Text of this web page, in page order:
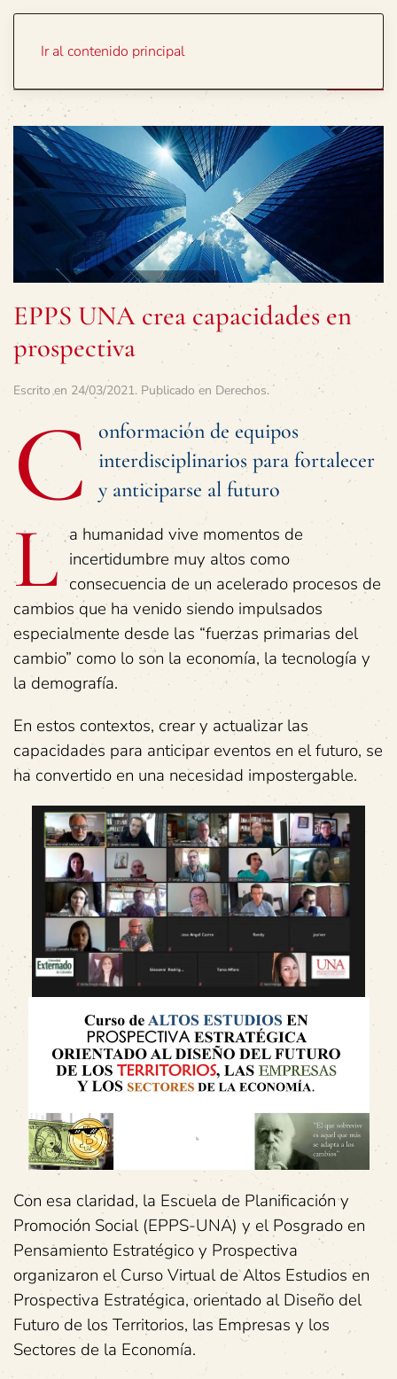
Ir al contenido principal
EPPS UNA crea capacidades en
prospectiva
Escrito en 24/03/2021. Publicado en Derechos.
C onformación de equipos
interdisciplinarios para fortalecer
y anticiparse al futuro
L a humanidad vive momentos de
incertidumbre muy altos como
consecuencia de un acelerado procesos de
cambios que ha venido siendo impulsados
especialmente desde las “fuerzas primarias del
cambio” como lo son la economía, la tecnología y
la demografía.
En estos contextos, crear y actualizar las
capacidades para anticipar eventos en el futuro, se
ha convertido en una necesidad impostergable.
Con esa claridad, la Escuela de Planificación y
Promoción Social (EPPS-UNA) y el Posgrado en
Pensamiento Estratégico y Prospectiva
organizaron el Curso Virtual de Altos Estudios en
Prospectiva Estratégica, orientado al Diseño del
Futuro de los Territorios, las Empresas y los
Sectores de la Economía.